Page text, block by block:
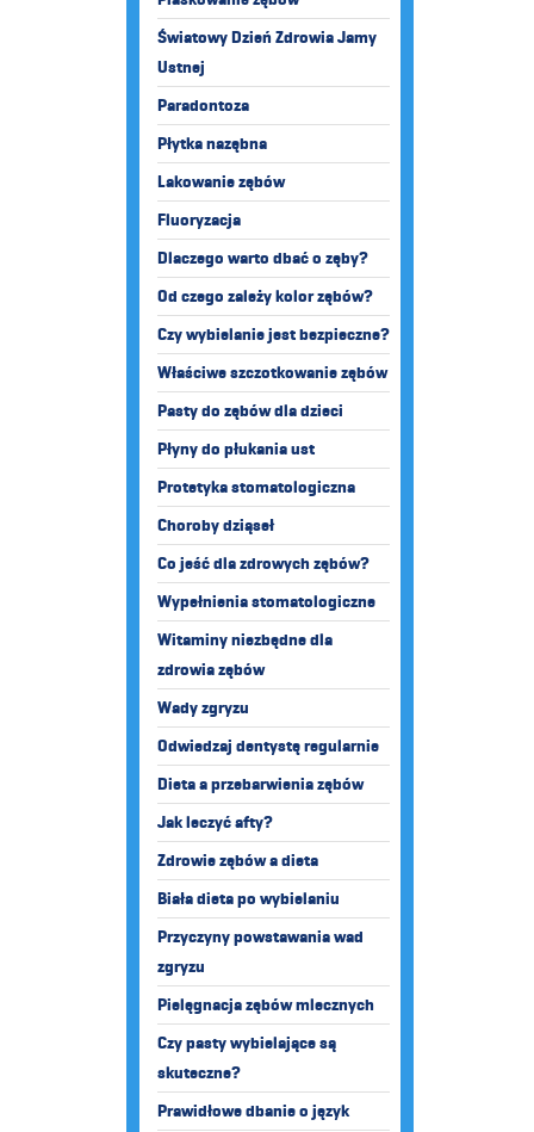
Światowy Dzień Zdrowia Jamy
Ustnej
Paradontoza
Płytka nazębna
Lakowanie zębów
Fluoryzacja
Dlaczego warto dbać o zęby?
Od czego zależy kolor zębów?
Czy wybielanie jest bezpieczne?
Właściwe szczotkowanie zębów
Pasty do zębów dla dzieci
Płyny do płukania ust
Protetyka stomatologiczna
Choroby dziąseł
Co jeść dla zdrowych zębów?
Wypełnienia stomatologiczne
Witaminy niezbędne dla
zdrowia zębów
Wady zgryzu
Odwiedzaj dentystę regularnie
Dieta a przebarwienia zębów
Jak leczyć afty?
Zdrowie zębów a dieta
Biała dieta po wybielaniu
Przyczyny powstawania wad
zgryzu
Pielęgnacja zębów mlecznych
Czy pasty wybielające są
skuteczne?
Prawidłowe dbanie o język